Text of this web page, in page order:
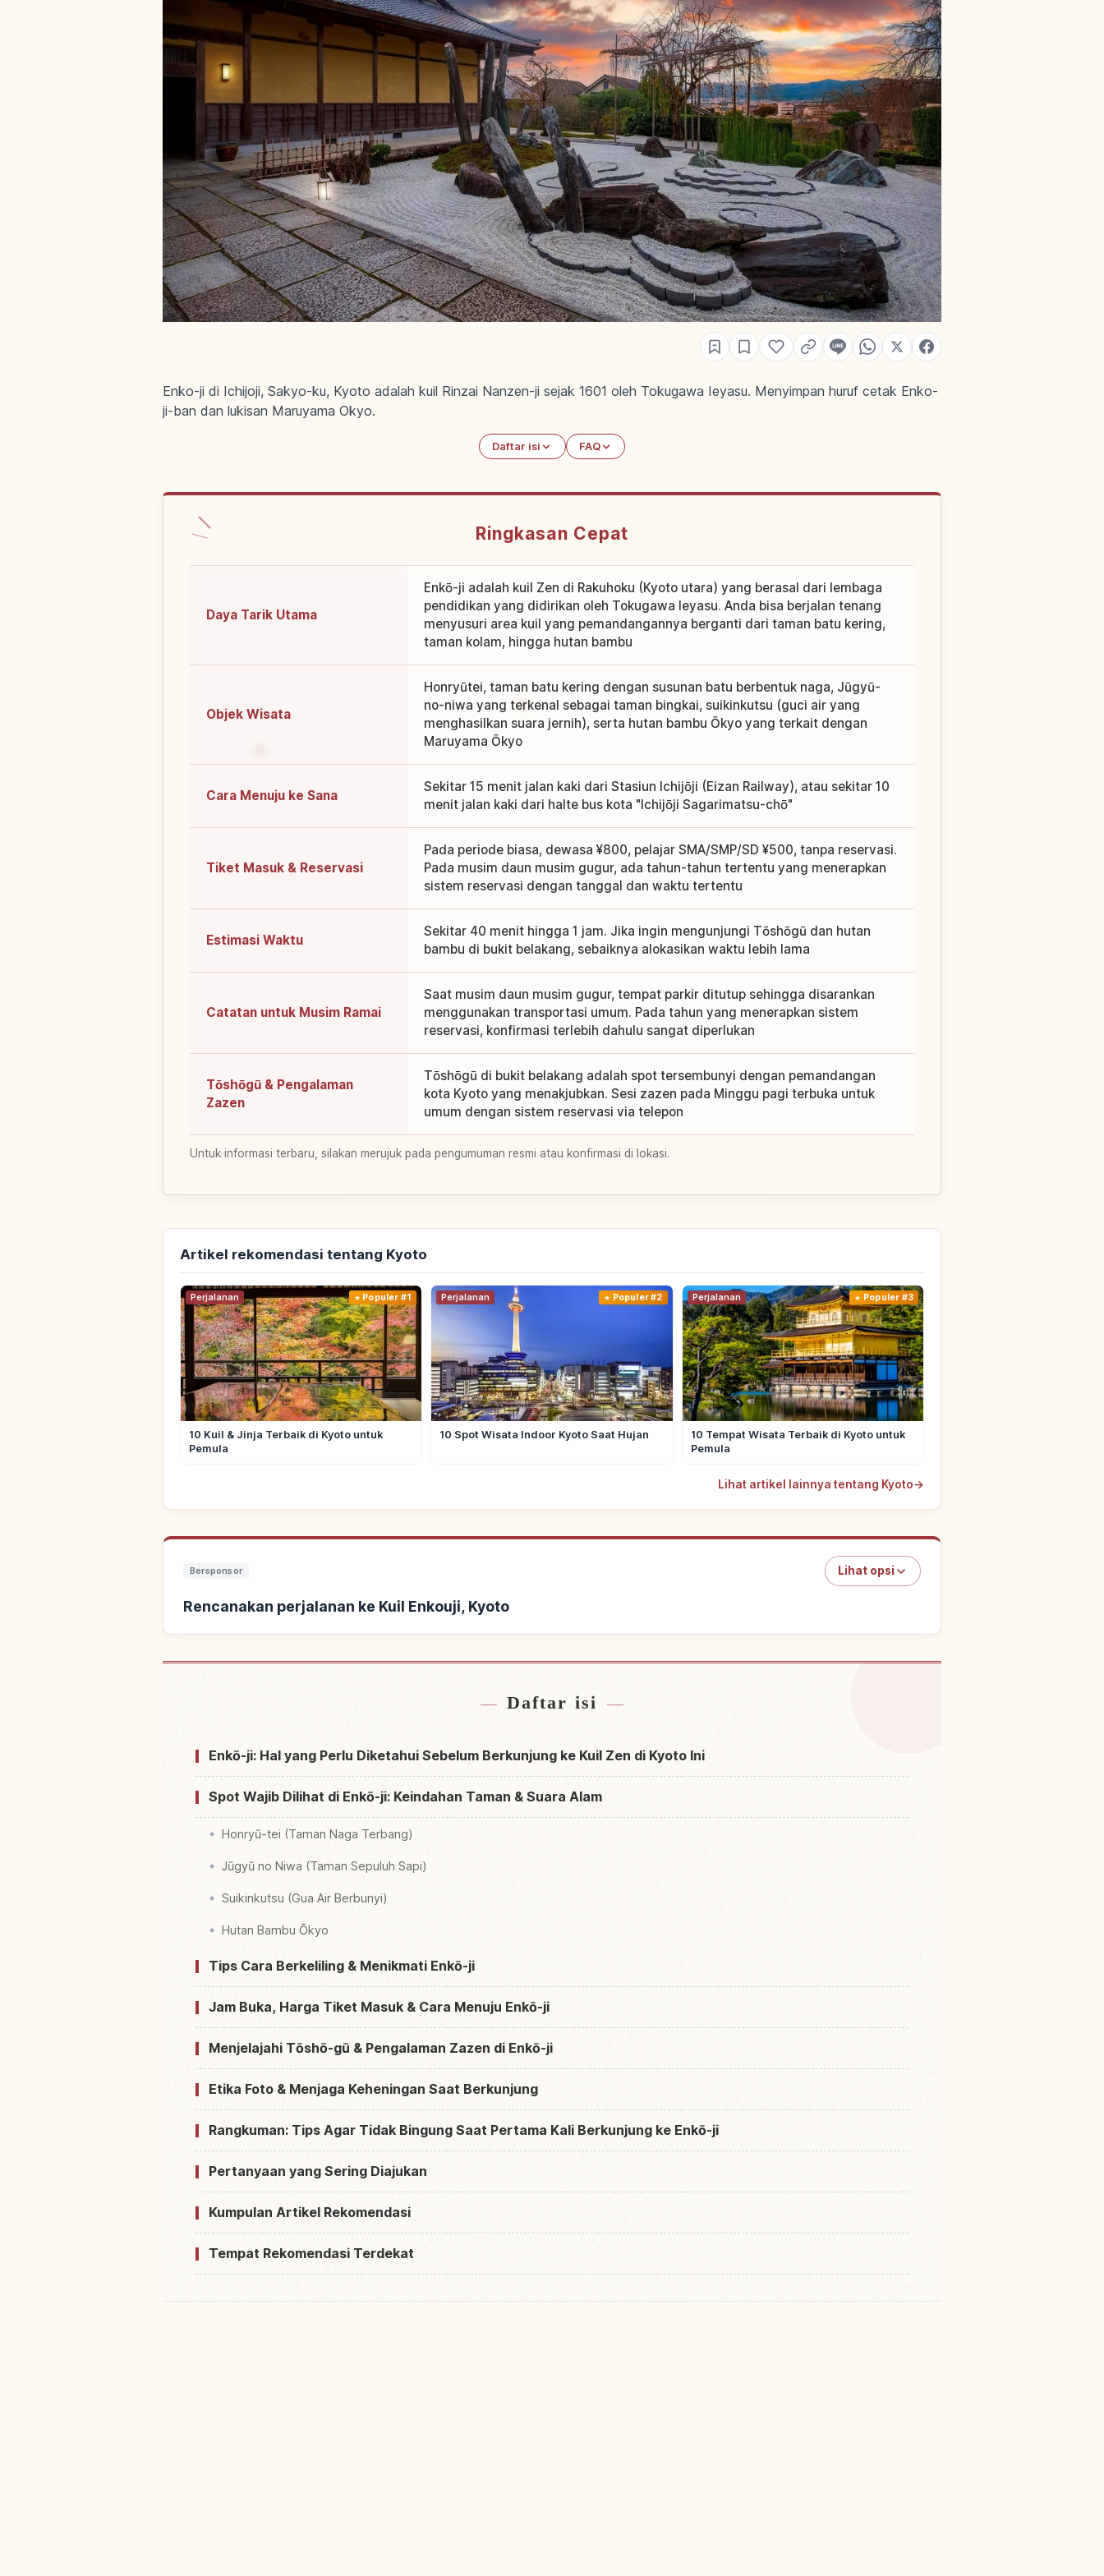
Enko-ji di Ichijoji, Sakyo-ku, Kyoto adalah kuil Rinzai Nanzen-ji sejak 1601 oleh Tokugawa Ieyasu. Menyimpan huruf cetak Enko-
ji-ban dan lukisan Maruyama Okyo.
Daftar isi FAQ
Ringkasan Cepat
Daya Tarik Utama
Enkō-ji adalah kuil Zen di Rakuhoku (Kyoto utara) yang berasal dari lembaga
pendidikan yang didirikan oleh Tokugawa Ieyasu. Anda bisa berjalan tenang
menyusuri area kuil yang pemandangannya berganti dari taman batu kering,
taman kolam, hingga hutan bambu
Objek Wisata
Honryūtei, taman batu kering dengan susunan batu berbentuk naga, Jūgyū-
no-niwa yang terkenal sebagai taman bingkai, suikinkutsu (guci air yang
menghasilkan suara jernih), serta hutan bambu Ōkyo yang terkait dengan
Maruyama Ōkyo
Cara Menuju ke Sana
Sekitar 15 menit jalan kaki dari Stasiun Ichijōji (Eizan Railway), atau sekitar 10
menit jalan kaki dari halte bus kota "Ichijōji Sagarimatsu-chō"
Tiket Masuk & Reservasi
Pada periode biasa, dewasa ¥800, pelajar SMA/SMP/SD ¥500, tanpa reservasi.
Pada musim daun musim gugur, ada tahun-tahun tertentu yang menerapkan
sistem reservasi dengan tanggal dan waktu tertentu
Estimasi Waktu
Sekitar 40 menit hingga 1 jam. Jika ingin mengunjungi Tōshōgū dan hutan
bambu di bukit belakang, sebaiknya alokasikan waktu lebih lama
Catatan untuk Musim Ramai
Saat musim daun musim gugur, tempat parkir ditutup sehingga disarankan
menggunakan transportasi umum. Pada tahun yang menerapkan sistem
reservasi, konfirmasi terlebih dahulu sangat diperlukan
Tōshōgū & Pengalaman
Zazen
Tōshōgū di bukit belakang adalah spot tersembunyi dengan pemandangan
kota Kyoto yang menakjubkan. Sesi zazen pada Minggu pagi terbuka untuk
umum dengan sistem reservasi via telepon
Untuk informasi terbaru, silakan merujuk pada pengumuman resmi atau konfirmasi di lokasi.
Artikel rekomendasi tentang Kyoto
Perjalanan Populer #1
10 Kuil & Jinja Terbaik di Kyoto untuk
Pemula
Perjalanan Populer #2
10 Spot Wisata Indoor Kyoto Saat Hujan
Perjalanan Populer #3
10 Tempat Wisata Terbaik di Kyoto untuk
Pemula
Lihat artikel lainnya tentang Kyoto→
Bersponsor Lihat opsi
Rencanakan perjalanan ke Kuil Enkouji, Kyoto
Daftar isi
Enkō-ji: Hal yang Perlu Diketahui Sebelum Berkunjung ke Kuil Zen di Kyoto Ini
Spot Wajib Dilihat di Enkō-ji: Keindahan Taman & Suara Alam
Honryū-tei (Taman Naga Terbang)
Jūgyū no Niwa (Taman Sepuluh Sapi)
Suikinkutsu (Gua Air Berbunyi)
Hutan Bambu Ōkyo
Tips Cara Berkeliling & Menikmati Enkō-ji
Jam Buka, Harga Tiket Masuk & Cara Menuju Enkō-ji
Menjelajahi Tōshō-gū & Pengalaman Zazen di Enkō-ji
Etika Foto & Menjaga Keheningan Saat Berkunjung
Rangkuman: Tips Agar Tidak Bingung Saat Pertama Kali Berkunjung ke Enkō-ji
Pertanyaan yang Sering Diajukan
Kumpulan Artikel Rekomendasi
Tempat Rekomendasi Terdekat